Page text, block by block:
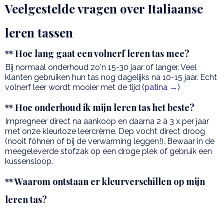
Veelgestelde vragen over Italiaanse
leren tassen
** Hoe lang gaat een volnerf leren tas mee?
Bij normaal onderhoud zo'n 15-30 jaar of langer. Veel
klanten gebruiken hun tas nog dagelijks na 10-15 jaar. Echt
volnerf leer wordt mooier met de tijd (patina → )
** Hoe onderhoud ik mijn leren tas het beste?
Impregneer direct na aankoop en daarna 2 à 3 x per jaar
met onze kleurloze leercrème. Dep vocht direct droog
(nooit föhnen of bij de verwarming leggen!). Bewaar in de
meegeleverde stofzak op een droge plek of gebruik een
kussensloop.
** Waarom ontstaan er kleurverschillen op mijn
leren tas?